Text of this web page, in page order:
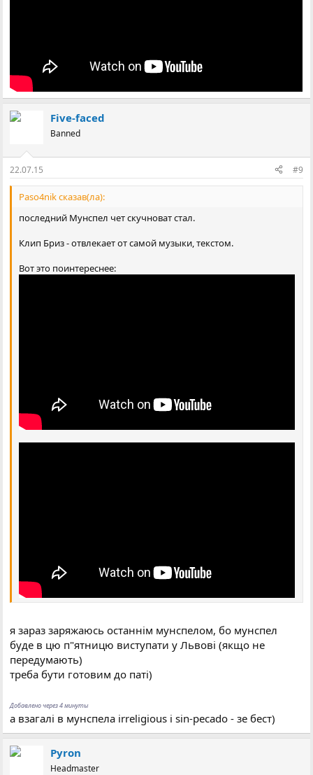
Five-faced
Banned
22.07.15 #9
Paso4nik сказав(ла):
последний Мунспел чет скучноват стал.
Клип Бриз - отвлекает от самой музыки, текстом.
Вот это поинтереснее:
я зараз заряжаюсь останнім мунспелом, бо мунспел
буде в цю п"ятницю виступати у Львові (якщо не
передумають)
треба бути готовим до паті)
Добавлено через 4 минуты
а взагалі в мунспела irreligious i sin-pecado - зе бест)
Pyron
Headmaster